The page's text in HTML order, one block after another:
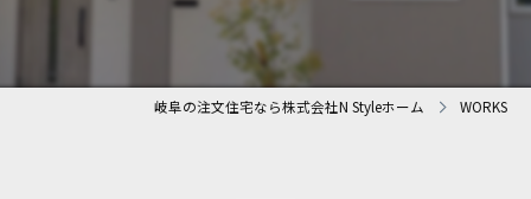
岐阜の注文住宅なら株式会社N Styleホーム WORKS